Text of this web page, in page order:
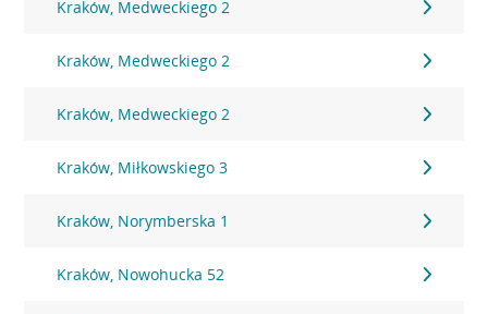
Kraków, Medweckiego 2
Kraków, Medweckiego 2
Kraków, Medweckiego 2
Kraków, Miłkowskiego 3
Kraków, Norymberska 1
Kraków, Nowohucka 52